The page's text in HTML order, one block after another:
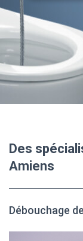
Des
Amiens
Débouchage